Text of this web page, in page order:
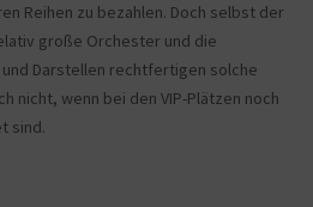
Reihen zu bezahlen. Doch selbst der
große Orchester und die
Darstellen rechtfertigen solche
nicht, wenn bei den VIP-Plätzen noch
sind.